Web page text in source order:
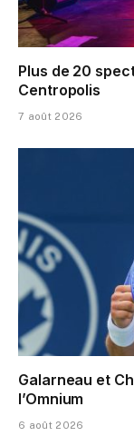
Plus de 20
Centropolis
7 août 2026
Galarneau et
l’Omnium
6 août 2026